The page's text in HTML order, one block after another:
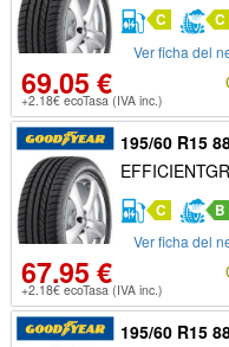
C C
Ver ficha del
69.05 €
+2.18€ ecoTasa (IVA inc.)
195/60 R15
C B
Ver ficha del
67.95 €
+2.18€ ecoTasa (IVA inc.)
195/60 R15